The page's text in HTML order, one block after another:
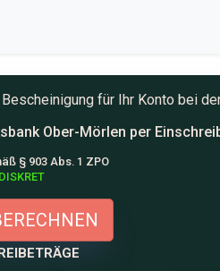
Bescheinigung für Ihr Konto bei
Ober-Mörlen per
§ 903 Abs. 1 ZPO